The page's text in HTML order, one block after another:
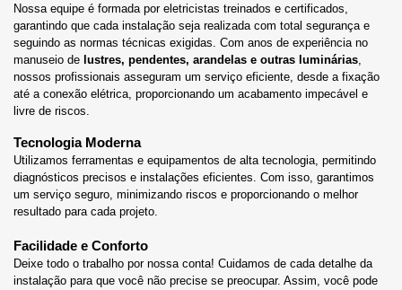
Nossa equipe é formada por eletricistas treinados e certificados,
garantindo que cada instalação seja realizada com total segurança e
seguindo as normas técnicas exigidas. Com anos de experiência no
manuseio de lustres, pendentes, arandelas e outras luminárias,
nossos profissionais asseguram um serviço eficiente, desde a fixação
até a conexão elétrica, proporcionando um acabamento impecável e
livre de riscos.
Tecnologia Moderna
Utilizamos ferramentas e equipamentos de alta tecnologia, permitindo
diagnósticos precisos e instalações eficientes. Com isso, garantimos
um serviço seguro, minimizando riscos e proporcionando o melhor
resultado para cada projeto.
Facilidade e Conforto
Deixe todo o trabalho por nossa conta! Cuidamos de cada detalhe da
instalação para que você não precise se preocupar. Assim, você pode